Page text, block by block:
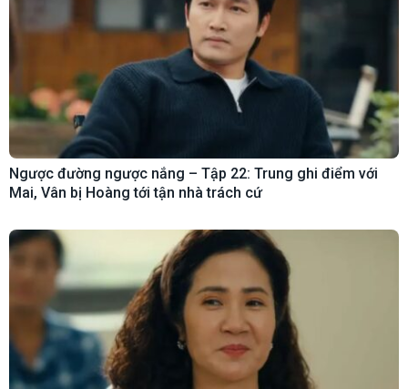
Ngược đường ngược nắng – Tập 22: Trung ghi điểm với
Mai, Vân bị Hoàng tới tận nhà trách cứ